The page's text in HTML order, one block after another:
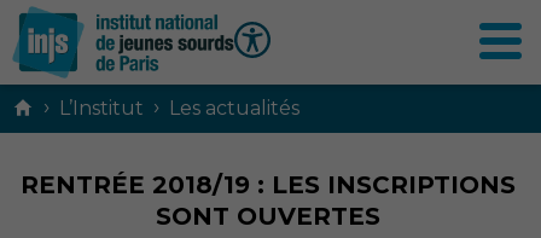
Contenu
› L’Institut › Les actualités
RENTRÉE 2018/19 : LES INSCRIPTIONS
SONT OUVERTES